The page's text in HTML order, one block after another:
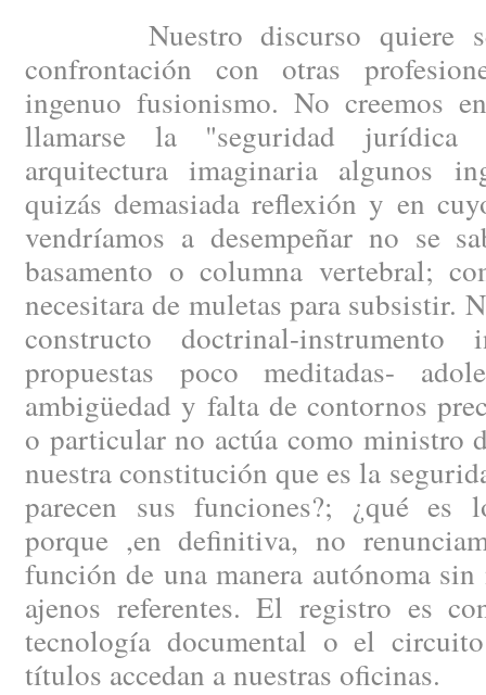
Nuestro discurso quiere
confrontación con otras
ingenuo fusionismo. No creemos
llamarse la "seguridad jurídica
arquitectura imaginaria algunos
quizás demasiada reflexión y en
vendríamos a desempeñar no se
basamento o columna vertebral;
necesitara de muletas para subsistir.
constructo doctrinal-instrumento
propuestas poco meditadas-
ambigüedad y falta de contornos
o particular no actúa como ministro
nuestra constitución que es la
parecen sus funciones?; ¿qué
porque ,en definitiva, no
función de una manera autónoma
ajenos referentes. El registro es
tecnología documental o el
títulos accedan a nuestras oficinas.